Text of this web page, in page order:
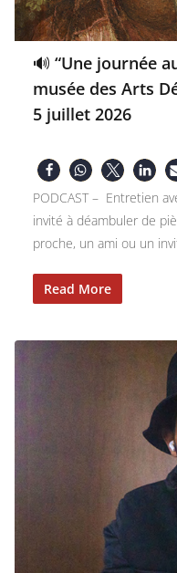
🔊 “Une journée
musée des Arts
5 juillet 2026
PODCAST – Entretien
invité à déambuler de
proche, un ami ou un
Read More